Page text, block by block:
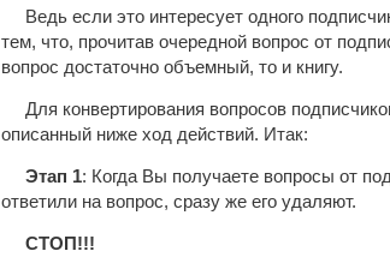
Ведь если это интересует одного
тем, что, прочитав очередной вопрос от
вопрос достаточно объемный, то и книгу.
Для конвертирования вопросов
описанный ниже ход действий. Итак:
Этап 1: Когда Вы получаете вопросы от
ответили на вопрос, сразу же его удаляют.
СТОП!!!